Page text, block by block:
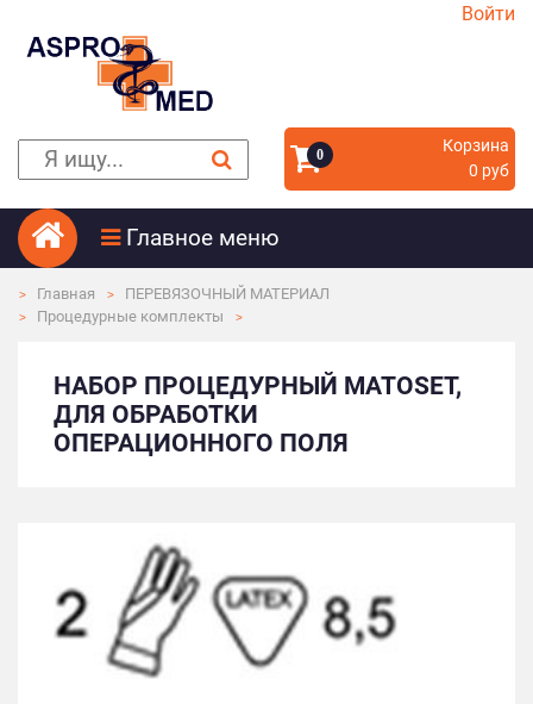
Войти
0
Корзина
0 руб
Главное меню
Главная
ПЕРЕВЯЗОЧНЫЙ МАТЕРИАЛ
Процедурные комплекты
НАБОР ПРОЦЕДУРНЫЙ MATOSET,
ДЛЯ ОБРАБОТКИ
ОПЕРАЦИОННОГО ПОЛЯ